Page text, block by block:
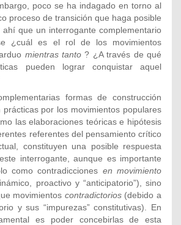
poco se ha indagado en torno al
proceso de transición que haga posible
ahí que un interrogante complementario
¿cuál es el rol de los movimientos
mientras tanto ? ¿A través de qué
pueden lograr conquistar aquel
formas de construcción
por los movimientos populares
las elaboraciones teóricas e hipótesis
referentes del pensamiento crítico
constituyen una posible respuesta
interrogante, aunque es importante
como contradicciones en movimiento
proactivo y “anticipatorio”), sino
movimientos contradictorios(debido a
y sus “impurezas” constitutivas). En
es poder concebirlas de esta